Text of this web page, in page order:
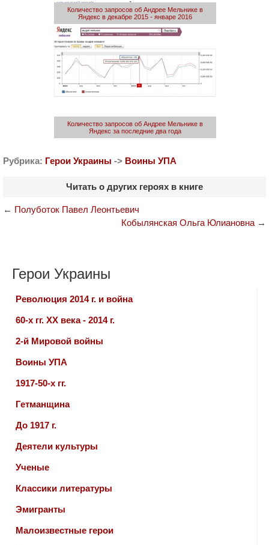
Количество запросов об Андрее Мельнике в
Яндекс в декабре 2015 - январе 2016
Количество запросов об Андрее Мельнике в
Яндекс за последние два года
Рубрика: Герои Украины -> Воины УПА
Читать о других героях в книге
← Полуботок Павел Леонтьевич
Кобылянская Ольга Юлиановна →
Герои Украины
Революция 2014 г. и война
60-х гг. ХХ века - 2014 г.
2-й Мировой войны
Воины УПА
1917-50-х гг.
Гетманщина
До 1917 г.
Деятели культуры
Ученые
Классики литературы
Эмигранты
Малоизвестные герои